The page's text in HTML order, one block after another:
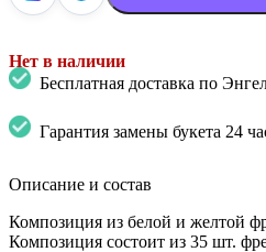
Нет в наличии
Бесплатная доставка по
Гарантия замены букета 24
Описание и состав
Композиция из белой и желтой
Композиция состоит из 35 шт.